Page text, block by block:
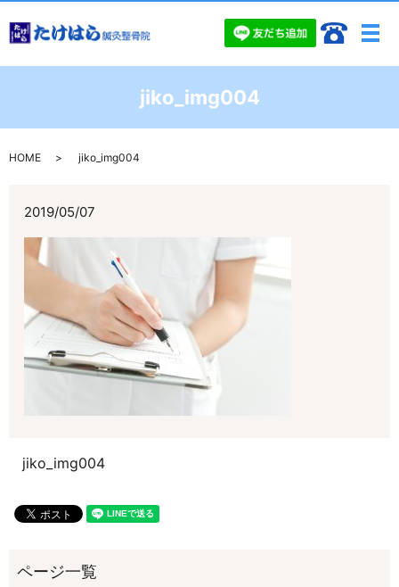
メ
jiko_img004
HOME jiko_img004
2019/05/07
jiko_img004